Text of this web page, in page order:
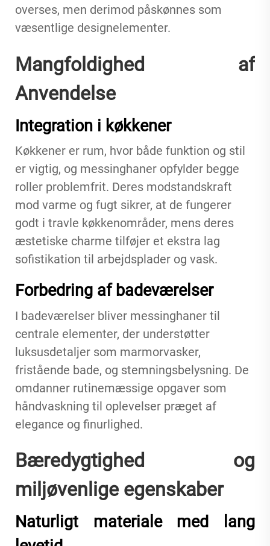
overses, men derimod påskønnes som
væsentlige designelementer.
Mangfoldighed af
Anvendelse
Integration i køkkener
Køkkener er rum, hvor både funktion og stil
er vigtig, og messinghaner opfylder begge
roller problemfrit. Deres modstandskraft
mod varme og fugt sikrer, at de fungerer
godt i travle køkkenområder, mens deres
æstetiske charme tilføjer et ekstra lag
sofistikation til arbejdsplader og vask.
Forbedring af badeværelser
I badeværelser bliver messinghaner til
centrale elementer, der understøtter
luksusdetaljer som marmorvasker,
fristående bade, og stemningsbelysning. De
omdanner rutinemæssige opgaver som
håndvaskning til oplevelser præget af
elegance og finurlighed.
Bæredygtighed og
miljøvenlige egenskaber
Naturligt materiale med lang